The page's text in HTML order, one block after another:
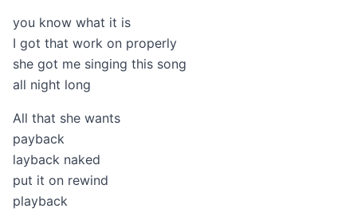
you know what it is
I got that work on properly
she got me singing this song
all night long
All that she wants
payback
layback naked
put it on rewind
playback